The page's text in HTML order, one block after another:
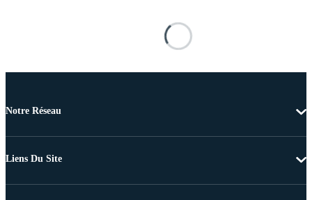
Notre Réseau
Liens Du Site